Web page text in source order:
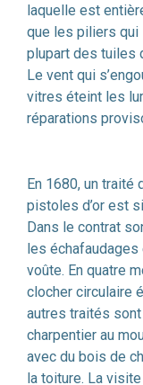
laquelle est
que les piliers qui
plupart des tuiles
Le vent qui
vitres éteint les
réparations
En 1680, un traité
pistoles d’or est
Dans le contrat
les
voûte. En quatre
clocher circulaire
autres traités
charpentier au
avec du bois de
la toiture. La